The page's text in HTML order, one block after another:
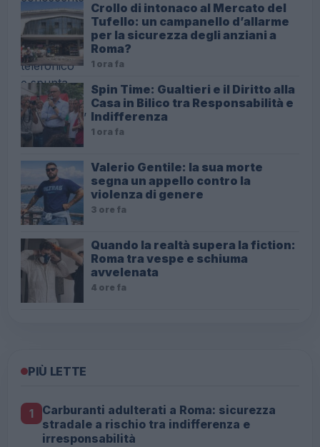
Crollo di intonaco al Mercato del
Tufello: un campanello d’allarme
per la sicurezza degli anziani a
Roma?
1 ora fa
Spin Time: Gualtieri e il Diritto alla
Casa in Bilico tra Responsabilità e
Indifferenza
1 ora fa
Valerio Gentile: la sua morte
segna un appello contro la
violenza di genere
3 ore fa
Quando la realtà supera la fiction:
Roma tra vespe e schiuma
avvelenata
4 ore fa
PIÙ LETTE
1
Carburanti adulterati a Roma: sicurezza
stradale a rischio tra indifferenza e
irresponsabilità